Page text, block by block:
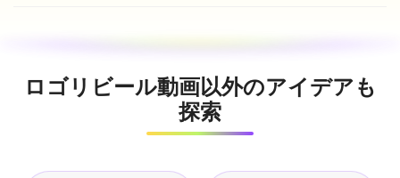
ロゴリビール動画以外のアイデアも
探索